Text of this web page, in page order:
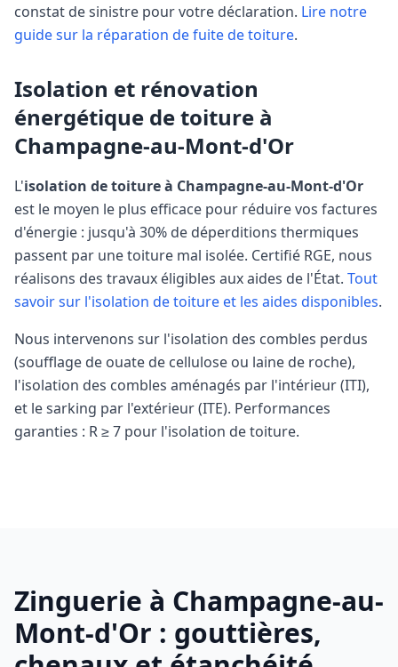
constat de sinistre pour votre déclaration. Lire notre
guide sur la réparation de fuite de toiture.
Isolation et rénovation
énergétique de toiture à
Champagne-au-Mont-d'Or
L'isolation de toiture à Champagne-au-Mont-d'Or
est le moyen le plus efficace pour réduire vos factures
d'énergie : jusqu'à 30% de déperditions thermiques
passent par une toiture mal isolée. Certifié RGE, nous
réalisons des travaux éligibles aux aides de l'État. Tout
savoir sur l'isolation de toiture et les aides disponibles.
Nous intervenons sur l'isolation des combles perdus
(soufflage de ouate de cellulose ou laine de roche),
l'isolation des combles aménagés par l'intérieur (ITI),
et le sarking par l'extérieur (ITE). Performances
garanties : R ≥ 7 pour l'isolation de toiture.
Zinguerie à Champagne-au-
Mont-d'Or : gouttières,